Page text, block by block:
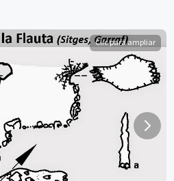
Clic para ampliar